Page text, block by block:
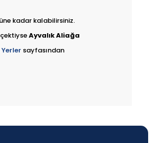
kadar kalabilirsiniz.
çektiyseAyvalık Aliağa
sayfasından